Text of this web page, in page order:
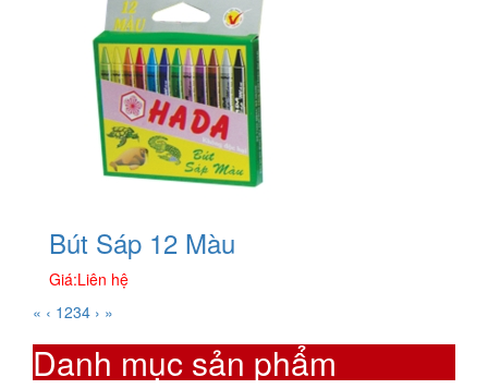
Bút Sáp 12 Màu
Giá:Liên hệ
« ‹ 1234 › »
Danh mục sản phẩm